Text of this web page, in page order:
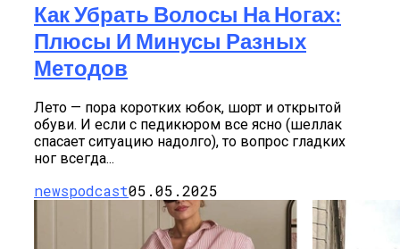
Как Убрать Волосы На Ногах:
Плюсы И Минусы Разных
Методов
Лето — пора коротких юбок, шорт и открытой
обуви. И если с педикюром все ясно (шеллак
спасает ситуацию надолго), то вопрос гладких
ног всегда...
newspodcast05.05.2025